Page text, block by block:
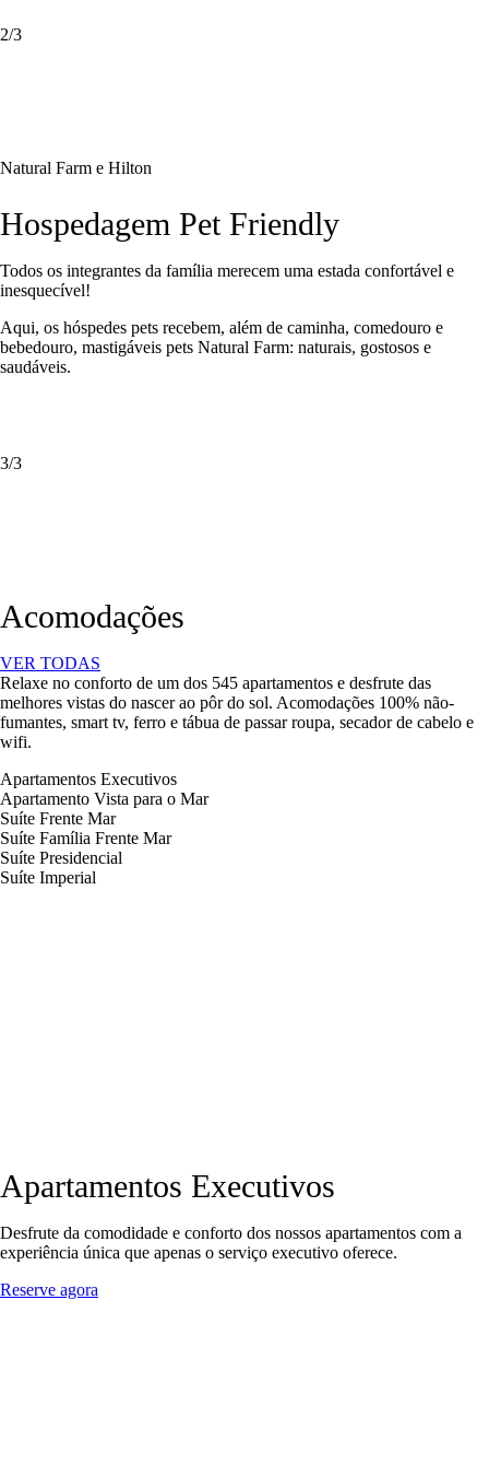
2/3
Natural Farm e Hilton
Hospedagem Pet Friendly
Todos os integrantes da família merecem uma estada confortável e
inesquecível!
Aqui, os hóspedes pets recebem, além de caminha, comedouro e
bebedouro, mastigáveis pets Natural Farm: naturais, gostosos e
saudáveis.
3/3
Acomodações
VER TODAS
Relaxe no conforto de um dos 545 apartamentos e desfrute das
melhores vistas do nascer ao pôr do sol. Acomodações 100% não-
fumantes, smart tv, ferro e tábua de passar roupa, secador de cabelo e
wifi.
Apartamentos Executivos
Apartamento Vista para o Mar
Suíte Frente Mar
Suíte Família Frente Mar
Suíte Presidencial
Suíte Imperial
Apartamentos Executivos
Desfrute da comodidade e conforto dos nossos apartamentos com a
experiência única que apenas o serviço executivo oferece.
Reserve agora